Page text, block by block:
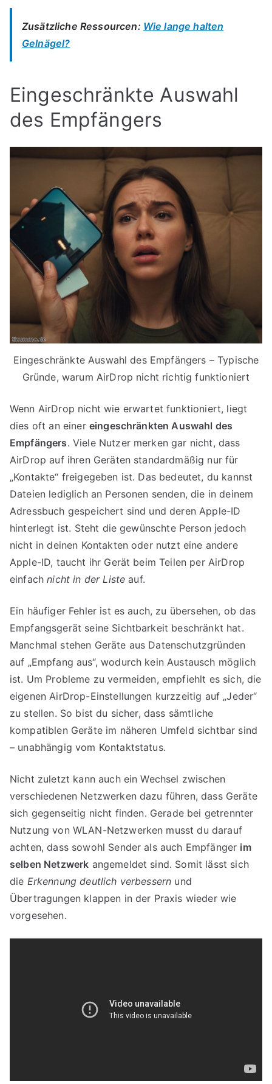
Zusätzliche Ressourcen: Wie lange halten
Gelnägel?
Eingeschränkte Auswahl
des Empfängers
Eingeschränkte Auswahl des Empfängers – Typische
Gründe, warum AirDrop nicht richtig funktioniert
Wenn AirDrop nicht wie erwartet funktioniert, liegt
dies oft an einer eingeschränkten Auswahl des
Empfängers. Viele Nutzer merken gar nicht, dass
AirDrop auf ihren Geräten standardmäßig nur für
„Kontakte“ freigegeben ist. Das bedeutet, du kannst
Dateien lediglich an Personen senden, die in deinem
Adressbuch gespeichert sind und deren Apple-ID
hinterlegt ist. Steht die gewünschte Person jedoch
nicht in deinen Kontakten oder nutzt eine andere
Apple-ID, taucht ihr Gerät beim Teilen per AirDrop
einfachnicht in der Liste auf.
Ein häufiger Fehler ist es auch, zu übersehen, ob das
Empfangsgerät seine Sichtbarkeit beschränkt hat.
Manchmal stehen Geräte aus Datenschutzgründen
auf „Empfang aus“, wodurch kein Austausch möglich
ist. Um Probleme zu vermeiden, empfiehlt es sich, die
eigenen AirDrop-Einstellungen kurzzeitig auf „Jeder“
zu stellen. So bist du sicher, dass sämtliche
kompatiblen Geräte im näheren Umfeld sichtbar sind
– unabhängig vom Kontaktstatus.
Nicht zuletzt kann auch ein Wechsel zwischen
verschiedenen Netzwerken dazu führen, dass Geräte
sich gegenseitig nicht finden. Gerade bei getrennter
Nutzung von WLAN-Netzwerken musst du darauf
achten, dass sowohl Sender als auch Empfänger im
selben Netzwerk angemeldet sind. Somit lässt sich
die Erkennung deutlich verbessern und
Übertragungen klappen in der Praxis wieder wie
vorgesehen.